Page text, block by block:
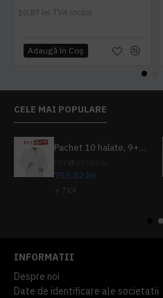
10,87 lei TVA inclus
Adaugă în Coş
CELE MAI POPULARE
Pachet 10 halate, 9+1 gratuit
755,82 lei
+ TVA
INFORMATII
Despre noi
Date de identificare ale societatii